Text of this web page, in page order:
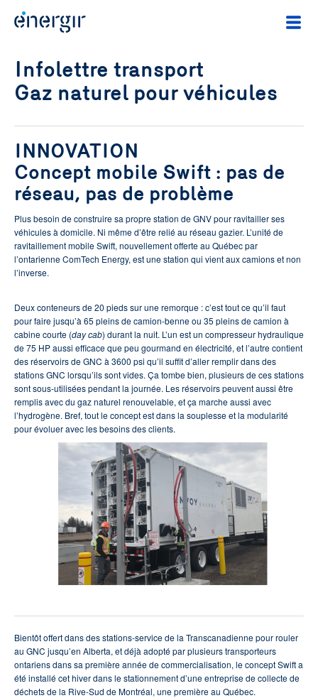
Infolettre transport
Gaz naturel pour véhicules
INNOVATION
Concept mobile Swift : pas de
réseau, pas de problème
Plus besoin de construire sa propre station de GNV pour ravitailler ses
véhicules à domicile. Ni même d’être relié au réseau gazier. L’unité de
ravitaillement mobile Swift, nouvellement offerte au Québec par
l’ontarienne ComTech Energy, est une station qui vient aux camions et non
l’inverse.
Deux conteneurs de 20 pieds sur une remorque : c’est tout ce qu’il faut
pour faire jusqu’à 65 pleins de camion-benne ou 35 pleins de camion à
cabine courte (day cab) durant la nuit. L’un est un compresseur hydraulique
de 75 HP aussi efficace que peu gourmand en électricité, et l’autre contient
des réservoirs de GNC à 3600 psi qu’il suffit d’aller remplir dans des
stations GNC lorsqu’ils sont vides. Ça tombe bien, plusieurs de ces stations
sont sous-utilisées pendant la journée. Les réservoirs peuvent aussi être
remplis avec du gaz naturel renouvelable, et ça marche aussi avec
l’hydrogène. Bref, tout le concept est dans la souplesse et la modularité
pour évoluer avec les besoins des clients.
Bientôt offert dans des stations-service de la Transcanadienne pour rouler
au GNC jusqu’en Alberta, et déjà adopté par plusieurs transporteurs
ontariens dans sa première année de commercialisation, le concept Swift a
été installé cet hiver dans le stationnement d’une entreprise de collecte de
déchets de la Rive-Sud de Montréal, une première au Québec.